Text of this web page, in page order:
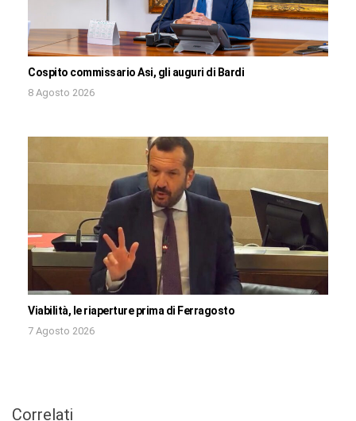
Cospito commissario Asi, gli auguri di Bardi
8 Agosto 2026
Viabilità, le riaperture prima di Ferragosto
7 Agosto 2026
Correlati